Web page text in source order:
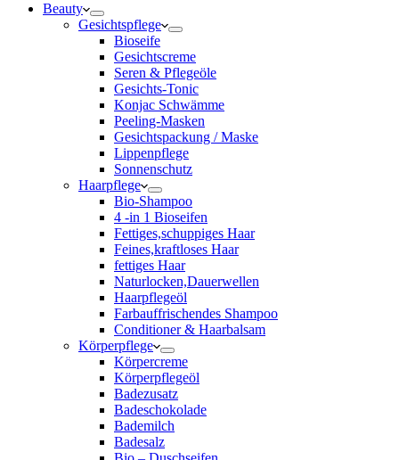
Beauty
Gesichtspflege
Bioseife
Gesichtscreme
Seren & Pflegeöle
Gesichts-Tonic
Konjac Schwämme
Peeling-Masken
Gesichtspackung / Maske
Lippenpflege
Sonnenschutz
Haarpflege
Bio-Shampoo
4 -in 1 Bioseifen
Fettiges,schuppiges Haar
Feines,kraftloses Haar
fettiges Haar
Naturlocken,Dauerwellen
Haarpflegeöl
Farbauffrischendes Shampoo
Conditioner & Haarbalsam
Körperpflege
Körpercreme
Körperpflegeöl
Badezusatz
Badeschokolade
Bademilch
Badesalz